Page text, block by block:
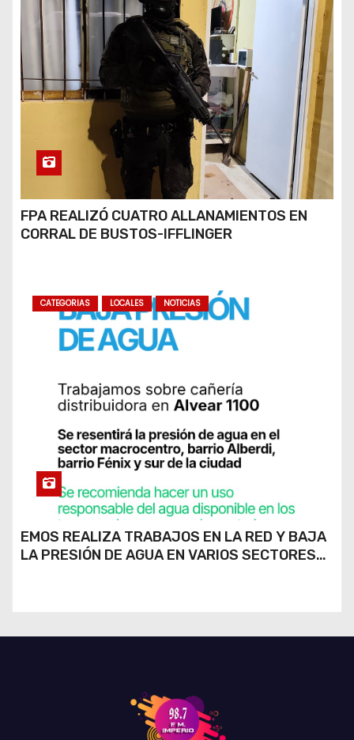
FPA REALIZÓ CUATRO ALLANAMIENTOS EN
CORRAL DE BUSTOS-IFFLINGER
CATEGORIAS LOCALES NOTICIAS
EMOS REALIZA TRABAJOS EN LA RED Y BAJA
LA PRESIÓN DE AGUA EN VARIOS SECTORES